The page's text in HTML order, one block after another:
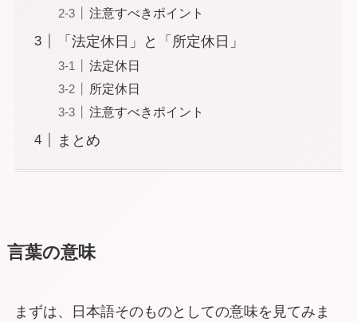
注意すべきポイント
「法定休日」と「所定休日」
法定休日
所定休日
注意すべきポイント
まとめ
言葉の意味
まずは、日本語そのものとしての意味を見てみま